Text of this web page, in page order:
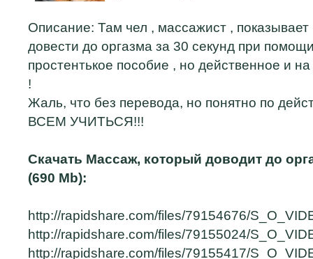
Описание: Там чел , массажист ,
довести до оргазма за 30 секунд при
простентькое пособие , но действенное и
!
Жаль, что без перевода, но понятно по
ВСЕМ УЧИТЬСЯ!!!
Скачать Массаж, который доводит до
(690 Mb):
http://rapidshare.com/files/79154676/
http://rapidshare.com/files/79155024/
http://rapidshare.com/files/79155417/